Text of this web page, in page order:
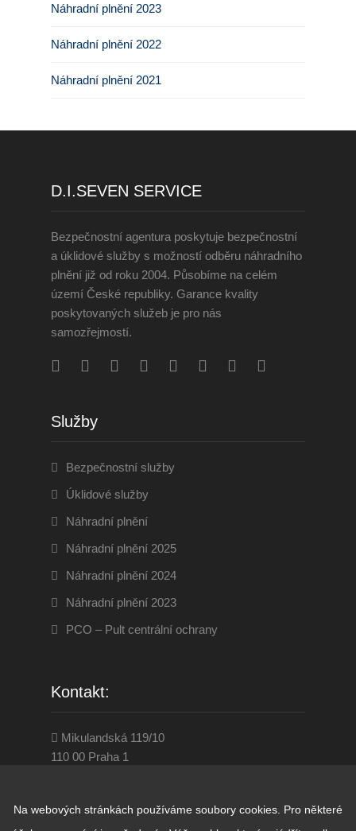
Náhradní plnění 2023
Náhradní plnění 2022
Náhradní plnění 2021
D.I.SEVEN SERVICE
Bezpečnostní agentura poskytuje bezpečnostní
a úklidové služby s možností odběru náhradního
plnění již od roku 2004. Působíme na celém
území České republiky. Garance kvality
poskytovaných služeb je pro nás
samozřejmostí.
Služby
Bezpečnostní služby
Úklidové služby
Náhradní plnění
Náhradní plnění 2025
Náhradní plnění 2024
Náhradní plnění 2023
PCO – Pult centrální ochrany
Kontakt:
Mikulandská 119/10
110 00 Praha 1
praha@diseven.cz
Na webových stránkách používáme soubory cookies. Pro některé